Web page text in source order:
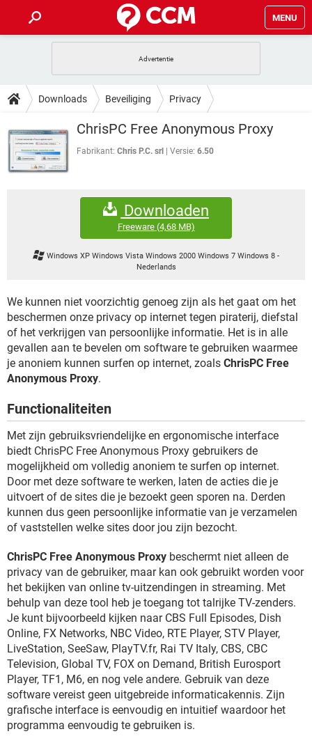
MENU
INSTAGRAM WINDOWS 10
CORONAVIRUS
GRATIS SNAPCHAT
TIKTOK
HOW-TO
VIDEOBELLEN
INSTAGRAM WINDOWS 10
NETFLIX
VIDEOBELLEN GAMES
INSTAGRAM
CORONAVIRUS
SNAPCHAT
FORUM
WINDOWS 10
CORONAVIRUS
GRATIS SNAPCHAT
GAMES
CORONAVIRUS
TIKTOK
Downloads Beveiliging Privacy
ChrisPC Free Anonymous Proxy
Fabrikant: Chris P.C. srl Versie: 6.50
Downloaden
Freeware(4,68 MB)
Windows XP Windows Vista Windows 2000 Windows 7 Windows 8-
Nederlands
We kunnen niet voorzichtig genoeg zijn als het gaat om het
beschermen onze privacy op internet tegen piraterij, diefstal
of het verkrijgen van persoonlijke informatie. Het is in alle
gevallen aan te bevelen om software te gebruiken waarmee
je anoniem kunnen surfen op internet, zoals ChrisPC Free
Anonymous Proxy.
Functionaliteiten
Met zijn gebruiksvriendelijke en ergonomische interface
biedt ChrisPC Free Anonymous Proxy gebruikers de
mogelijkheid om volledig anoniem te surfen op internet.
Door met deze software te werken, laten de acties die je
uitvoert of de sites die je bezoekt geen sporen na. Derden
kunnen dus geen persoonlijke informatie van je verzamelen
of vaststellen welke sites door jou zijn bezocht.
ChrisPC Free Anonymous Proxy beschermt niet alleen de
privacy van de gebruiker, maar kan ook gebruikt worden voor
het bekijken van online tv-uitzendingen in streaming. Met
behulp van deze tool heb je toegang tot talrijke TV-zenders.
Je kunt bijvoorbeeld kijken naar CBS Full Episodes, Dish
Online, FX Networks, NBC Video, RTE Player, STV Player,
LiveStation, SeeSaw, PlayTV.fr, Rai TV Italy, CBS, CBC
Television, Global TV, FOX on Demand, British Eurosport
Player, TF1, M6, en nog vele andere. Gebruik van deze
software vereist geen uitgebreide informaticakennis. Zijn
grafische interface is eenvoudig en intuitief waardoor het
programma eenvoudig te gebruiken is.